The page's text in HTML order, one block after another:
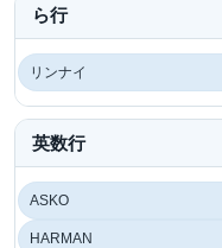
ら行
リンナイ
英数行
ASKO
HARMAN